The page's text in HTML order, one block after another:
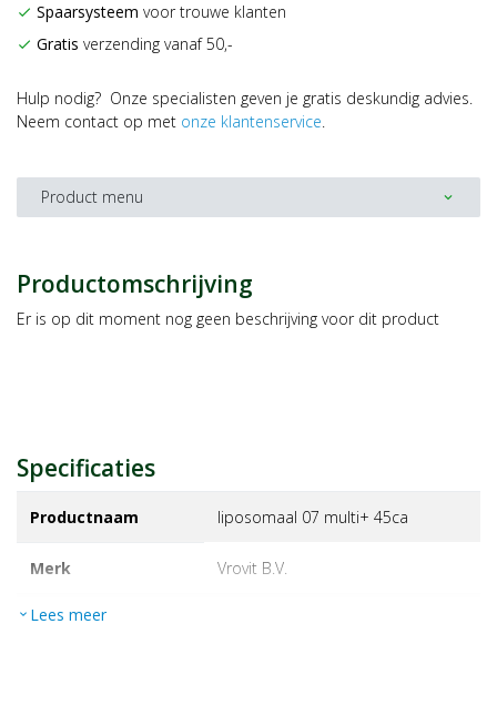
check Spaarsysteem voor trouwe klanten
check Gratis verzending vanaf 50,-
Hulp nodig? Onze specialisten geven je gratis deskundig advies.
Neem contact op met onze klantenservice.
Product menu expand_more
Productomschrijving
Er is op dit moment nog geen beschrijving voor dit product
Specificaties
Productnaam liposomaal 07 multi+ 45ca
Merk vrovit b.v.
EAN
expand_more Lees meer